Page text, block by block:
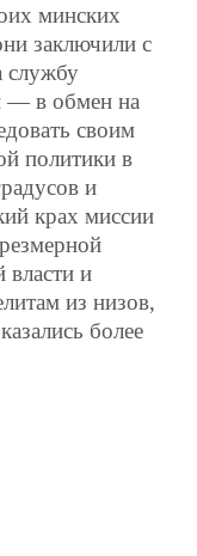
минских
заключили с
службу
— в обмен на
своим
политики в
и
крах миссии
власти и
из низов,
более